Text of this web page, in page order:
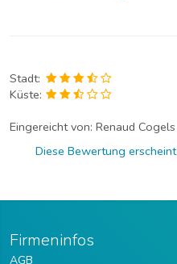
Stadt:
Küste:
Eingereicht von: Renaud Cogels
Diese Bewertung
Firmeninfos
AGB